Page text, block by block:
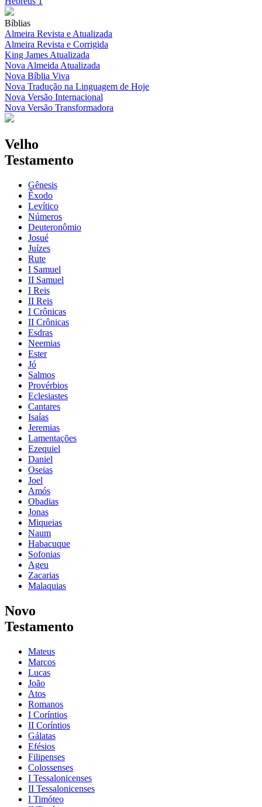
Bíblias
Almeira Revista e Atualizada
Almeira Revista e Corrigida
King James Atualizada
Nova Almeida Atualizada
Nova Bíblia Viva
Nova Tradução na Linguagem de Hoje
Nova Versão Internacional
Nova Versão Transformadora
Velho
Testamento
Gênesis
Êxodo
Levítico
Números
Deuteronômio
Josué
Juízes
Rute
I Samuel
II Samuel
I Reis
II Reis
I Crônicas
II Crônicas
Esdras
Neemias
Ester
Jó
Salmos
Provérbios
Eclesiastes
Cantares
Isaías
Jeremias
Lamentações
Ezequiel
Daniel
Oseias
Joel
Amós
Obadias
Jonas
Miqueias
Naum
Habacuque
Sofonias
Ageu
Zacarias
Malaquias
Novo
Testamento
Mateus
Marcos
Lucas
João
Atos
Romanos
I Coríntios
II Coríntios
Gálatas
Efésios
Filipenses
Colossenses
I Tessalonicenses
II Tessalonicenses
I Timóteo